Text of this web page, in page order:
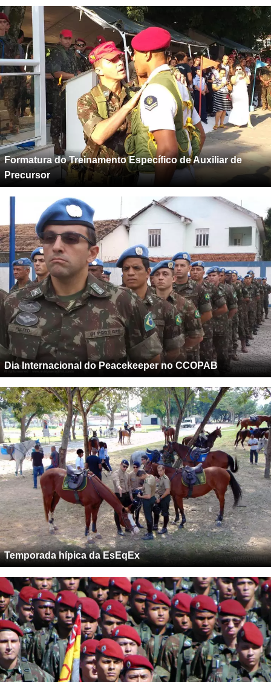
Formatura do Treinamento Específico de Auxiliar de
Precursor
Dia Internacional do Peacekeeper no CCOPAB
Temporada hípica da EsEqEx